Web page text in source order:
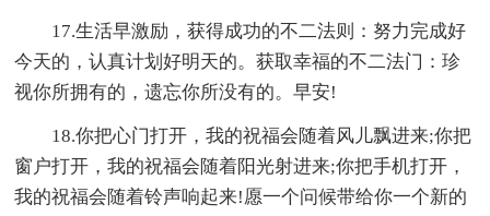
17.生活早激励，获得成功的不二法则：努力完成好
今天的，认真计划好明天的。获取幸福的不二法门：珍
视你所拥有的，遗忘你所没有的。早安!
18.你把心门打开，我的祝福会随着风儿飘进来;你把
窗户打开，我的祝福会随着阳光射进来;你把手机打开，
我的祝福会随着铃声响起来!愿一个问候带给你一个新的